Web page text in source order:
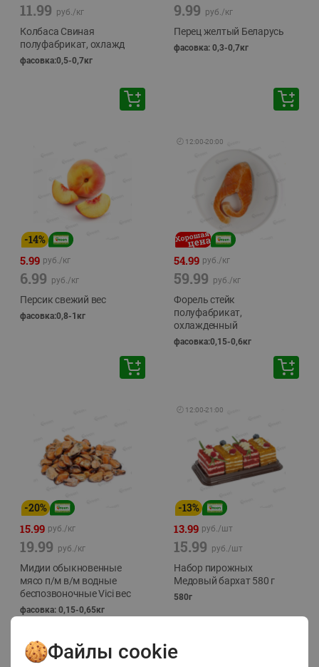
11.99 руб./кг
Колбаса Свиная
полуфабрикат, охлажд
фасовка:0,5-0,7кг
9.99 руб./кг
Перец желтый Беларусь
фасовка: 0,3-0,7кг
-14%
5.99 руб./кг
6.99 руб./кг
Персик свежий вес
фасовка:0,8-1кг
🕘 12:00-20:00
54.99 руб./кг
59.99 руб./кг
Форель стейк
полуфабрикат,
охлажденный
фасовка:0,15-0,6кг
-20%
15.99 руб./кг
19.99 руб./кг
Мидии обыкновенные
мясо п/м в/м водные
беспозвоночные Vici вес
фасовка: 0,15-0,65кг
🕘 12:00-21:00
-13%
13.99 руб./шт
15.99 руб./шт
Набор пирожных
Медовый бархат 580 г
580г
Файлы cookie